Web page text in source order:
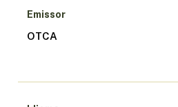
Emissor
OTCA